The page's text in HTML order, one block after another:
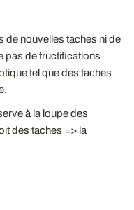
de nouvelles taches ni de
pas de fructifications
tel que des taches
à la loupe des
des taches => la